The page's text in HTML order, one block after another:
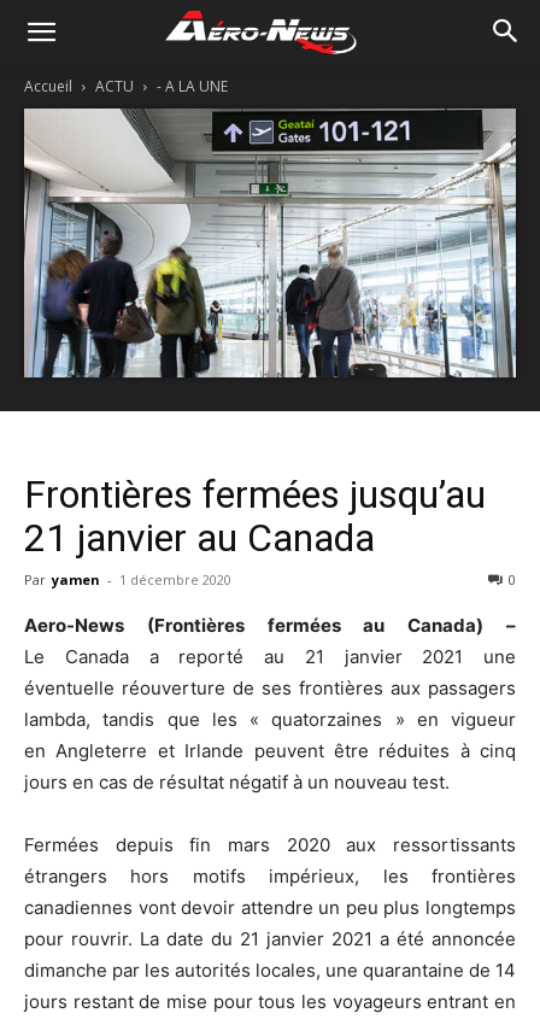
Accueil ACTU - A LA UNE
Frontières fermées jusqu’au
21 janvier au Canada
Par yamen - 1 décembre 2020 0
Aero-News (Frontières fermées au Canada) –
Le Canada a reporté au 21 janvier 2021 une
éventuelle réouverture de ses frontières aux passagers
lambda, tandis que les « quatorzaines » en vigueur
en Angleterre et Irlande peuvent être réduites à cinq
jours en cas de résultat négatif à un nouveau test.
Fermées depuis fin mars 2020 aux ressortissants
étrangers hors motifs impérieux, les frontières
canadiennes vont devoir attendre un peu plus longtemps
pour rouvrir. La date du 21 janvier 2021 a été annoncée
dimanche par les autorités locales, une quarantaine de 14
jours restant de mise pour tous les voyageurs entrant en